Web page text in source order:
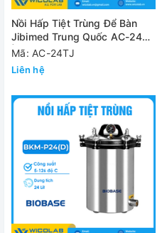
Nồi Hấp Tiệt Trùng Để Bàn
Jibimed Trung Quốc AC-24TJ
| 24 Lít
Mã: AC-24TJ
Liên hệ